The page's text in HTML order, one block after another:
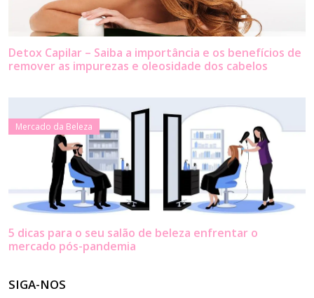
Detox Capilar – Saiba a importância e os benefícios de
remover as impurezas e oleosidade dos cabelos
Mercado da Beleza
5 dicas para o seu salão de beleza enfrentar o
mercado pós-pandemia
SIGA-NOS